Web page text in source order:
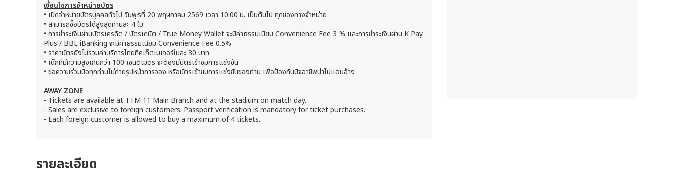
เงื่อนไขการจำหน่ายบัตร
• เปิดจำหน่ายบัตรบุคคลทั่วไป วันพุธที่ 20 พฤษภาคม 2569 เวลา 10:00 น. เป็นต้นไป ทุกช่องทางจำหน่าย
• สามารถซื้อบัตรได้สูงสุดท่านละ 4 ใบ
• การชำระเงินผ่านบัตรเครดิต / บัตรเดบิต / True Money Wallet จะมีค่าธรรมเนียม Convenience Fee 3 % และการชำระเงินผ่าน K Pay
Plus / BBL iBanking จะมีค่าธรรมเนียม Convenience Fee 0.5%
• ราคาบัตรยังไม่รวมค่าบริการไทยทิคเก็ตเมเจอร์ใบละ 30 บาท
• เด็กที่มีความสูงเกินกว่า 100 เซนติเมตร จะต้องมีบัตรเข้าชมการแข่งขัน
• ขอความร่วมมือทุกท่านไม่ถ่ายรูปหน้าการจอง หรือบัตรเข้าชมการแข่งขันของท่าน เพื่อป้องกันมิจฉาชีพนำไปแอบอ้าง
AWAY ZONE
- Tickets are available at TTM 11 Main Branch and at the stadium on match day.
- Sales are exclusive to foreign customers. Passport verification is mandatory for ticket purchases.
- Each foreign customer is allowed to buy a maximum of 4 tickets.
รายละเอียด